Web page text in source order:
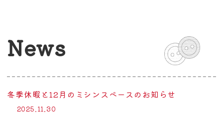
News
冬季休暇と12月のミシンスペースのお知らせ
2025.11.30